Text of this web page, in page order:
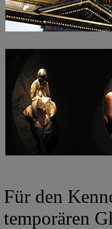
Für den
temporären